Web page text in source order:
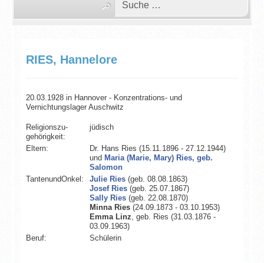
RIES, Hannelore
20.03.1928 in Hannover - Konzentrations- und
Vernichtungslager Auschwitz
Religionszu­
gehörigkeit:
jüdisch
Eltern:
Dr. Hans Ries (15.11.1896 - 27.12.1944)
und Maria (Marie, Mary) Ries, geb.
Salomon
TantenundOnkel:
Julie Ries(geb. 08.08.1863)
Josef Ries(geb. 25.07.1867)
Sally Ries(geb. 22.08.1870)
Minna Ries(24.09.1873 - 03.10.1953)
Emma Linz , geb. Ries (31.03.1876 -
03.09.1963)
Beruf:
Schülerin